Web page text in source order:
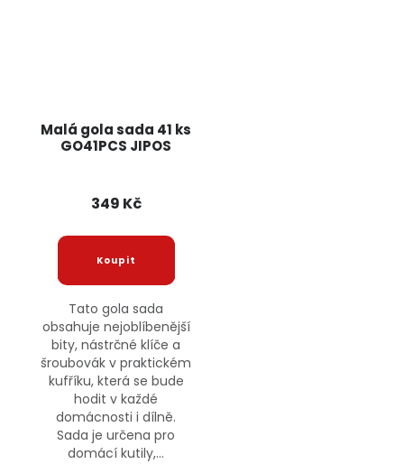
Malá gola sada 41 ks
GO41PCS JIPOS
349 Kč
Tato gola sada
obsahuje nejoblíbenější
bity, nástrčné klíče a
šroubovák v praktickém
kufříku, která se bude
hodit v každé
domácnosti i dílně.
Sada je určena pro
domácí kutily,...